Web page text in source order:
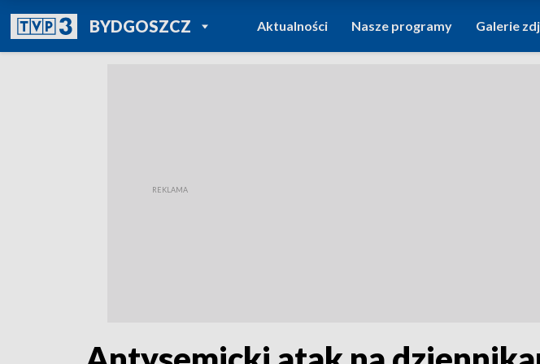
BYDGOSZCZPOWRÓT DO
TVP REGIONY
Aktualności Nasze programy Galerie